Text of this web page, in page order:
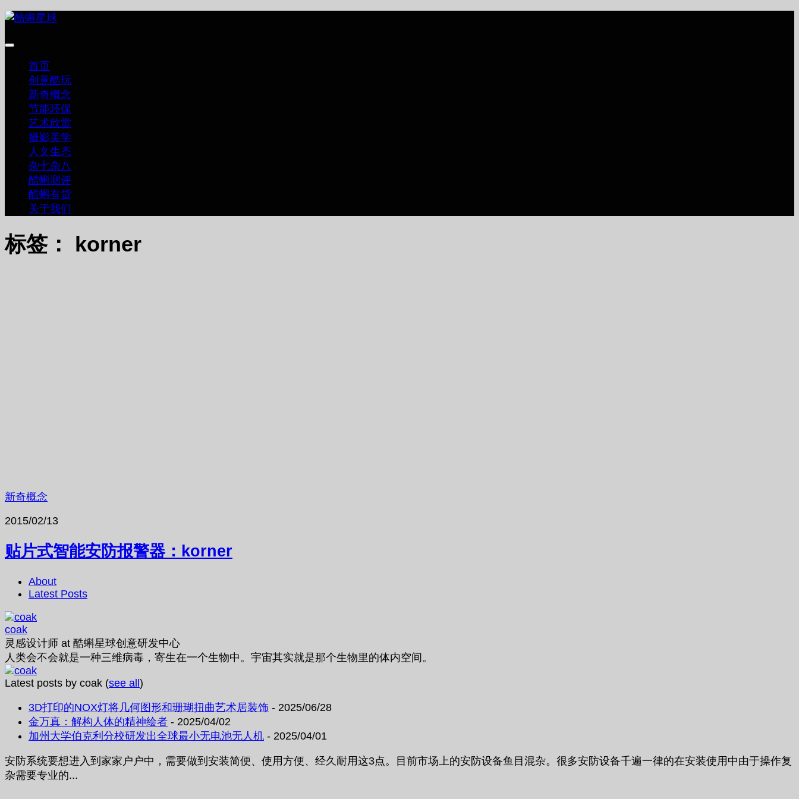
跳
内
首页
创意酷玩
新奇概念
节能环保
艺术欣赏
摄影美学
人文生态
杂七杂八
酷蝌测评
酷蝌有货
关于我们
标签： korner
新奇概念
2015/02/13
贴片式智能安防报警器：korner
About
Latest Posts
coak
灵感设计师 at 酷蝌星球创意研发中心
人类会不会就是一种三维病毒，寄生在一个生物中。宇宙其实就是那个生物里的体内空间。
Latest posts by coak (see all)
3D打印的NOX灯将几何图形和珊瑚扭曲艺术居装饰 - 2025/06/28
金万真：解构人体的精神绘者 - 2025/04/02
加州大学伯克利分校研发出全球最小无电池无人机 - 2025/04/01
安防系统要想进入到家家户户中，需要做到安装简便、使用方便、经久耐用这3点。目前市场上的安防设备鱼目混杂。很多安防设备千遍一律的在安装使用中由于操作复
杂需要专业的...